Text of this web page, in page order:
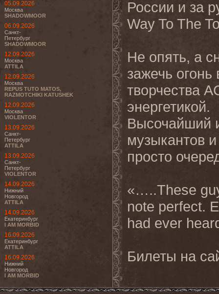
05.09.2026
Москва
SHADOWMOOR
06.09.2026
Санкт-
Петербург
SHADOWMOOR
12.09.2026
Москва
ATTILA
12.09.2026
Москва
REPUS TUTO MATOS,
RAZMOTCHIKI KATUSHEK
12.09.2026
Москва
VIOLENTOR
13.09.2026
Санкт-
Петербург
ATTILA
13.09.2026
Санкт-
Петербург
VIOLENTOR
14.09.2026
Нижний
Новгород
ATTILA
14.09.2026
Екатеринбург
I AM MORBID
16.09.2026
Екатеринбург
ATTILA
16.09.2026
Нижний
Новгород
I AM MORBID
России и за
Way To The
Не опять, а
зажечь
творчества
энергетикой.
Высочайший
музыкантов
просто
«…..These
note perfect.
had ever
Билеты на